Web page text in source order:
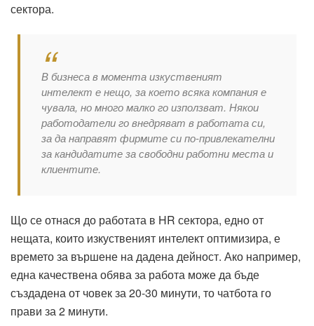
сектора.
В бизнеса в момента изкуственият
интелект е нещо, за което всяка компания е
чувала, но много малко го използват. Някои
работодатели го внедряват в работата си,
за да направят фирмите си по-привлекателни
за кандидатите за свободни работни места и
клиентите.
Що се отнася до работата в HR сектора, едно от
нещата, които изкуственият интелект оптимизира, е
времето за вършене на дадена дейност. Ако например,
една качествена обява за работа може да бъде
създадена от човек за 20-30 минути, то чатбота го
прави за 2 минути.